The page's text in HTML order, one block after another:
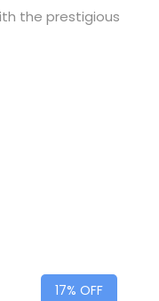
the prestigious
17% OFF